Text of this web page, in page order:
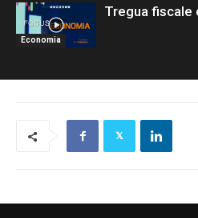
Economia
Tregua fiscale